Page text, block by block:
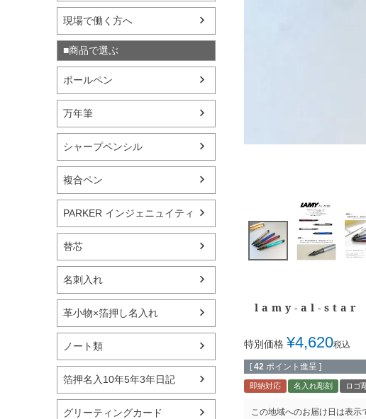
現場で働く方へ
■商品で選ぶ
ボールペン
万年筆
シャープペンシル
複合ペン
PARKER インジェニュイティ
替芯
名刺入れ
革小物×箔押し名入れ
ノート類
箔押名入10年5年3年日記
グリーティングカード
lamy-al-star
特別価格 ¥4,620税込
[ 42 ポイント進呈 ]
即納対応 名入れ彫刻 ロゴ
この地域へのお届け日は表示